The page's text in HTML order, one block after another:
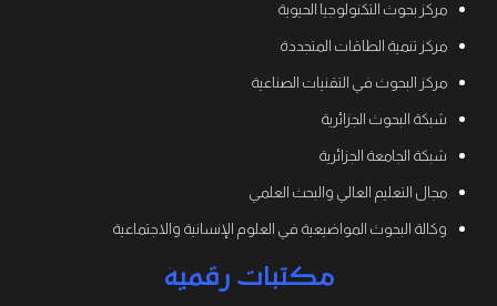
مركز بحوث التكنولوجيا الحيوية
مركز تنمية الطاقات المتجددة
مركز البحوث في التقنيات الصناعية
شبكة البحوث الجزائرية
شبكة الجامعة الجزائرية
مجال التعليم العالي والبحث العلمي
وكالة البحوث المواضيعية في العلوم الإنسانية والاجتماعية
مكتبات رقمية